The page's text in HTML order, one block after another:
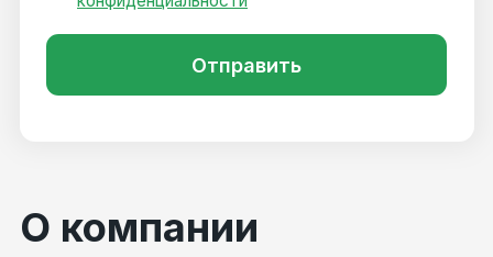
Оставить заявку